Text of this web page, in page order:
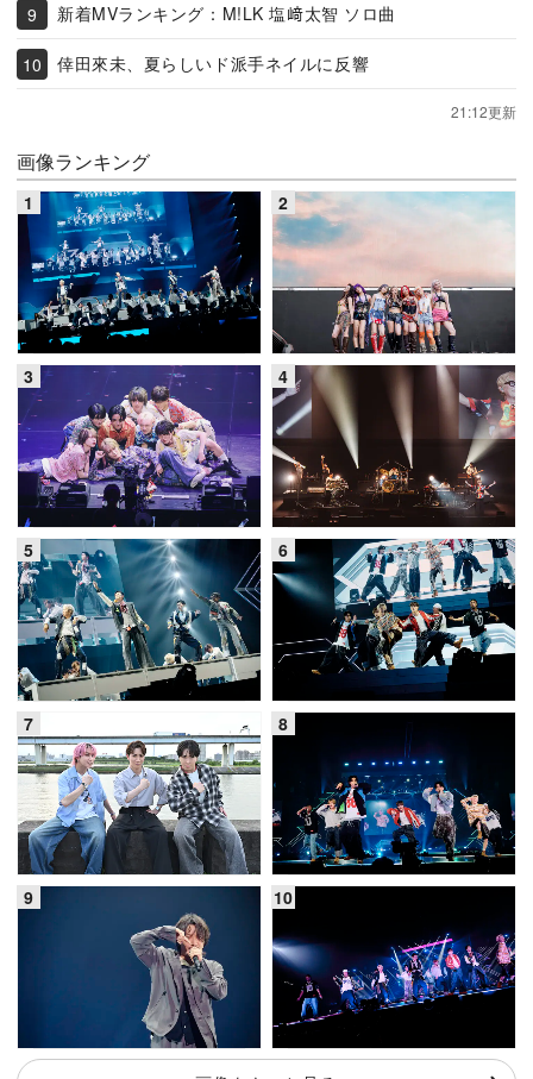
新着MVランキング：M!LK 塩﨑太智 ソロ曲
倖田來未、夏らしいド派手ネイルに反響
21:12更新
画像ランキング